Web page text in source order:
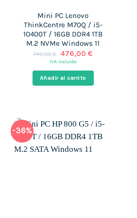
Mini PC Lenovo
ThinkCentre M70Q / i5-
10400T / 16GB DDR4 1TB
M.2 NVMe Windows 11
749,00€
El
precio
era:
749,00 €.
476,00€
es:
IVA incluido
Añadir al carrito
-36%